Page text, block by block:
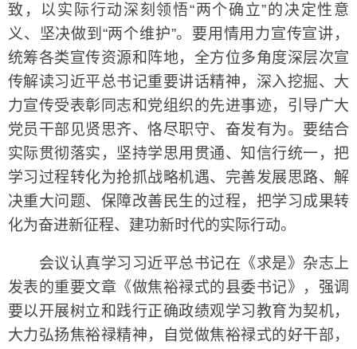
致，以实际行动深刻领悟“两个确立”的决定性意
义、坚决做到“两个维护”。要用情用力宣传宣讲，
统筹各类宣传资源和阵地，全方位多角度深层次宣
传解读习近平总书记重要讲话精神，深入挖掘、大
力宣传受表彰同志和党组织的先进事迹，引导广大
党员干部见贤思齐、恪尽职守、奋发有为。要结合
实际贯彻落实，坚持学思用贯通、知信行统一，把
学习过程转化为抢抓战略机遇、完善发展思路、解
决重大问题、保障改善民生的过程，把学习成果转
化为奋进新征程、建功新时代的实际行动。
会议认真学习习近平总书记在《求是》杂志上
发表的重要文章《做焦裕禄式的县委书记》，强调
要以开展树立和践行正确政绩观学习教育为契机，
大力弘扬焦裕禄精神，自觉做焦裕禄式的好干部，